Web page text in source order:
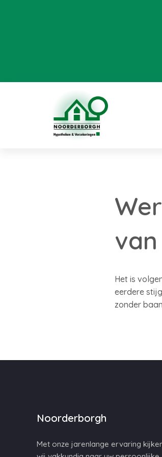
Het is
eerdere
zonder
Noorderborgh
Met onze jarenlange ervaring